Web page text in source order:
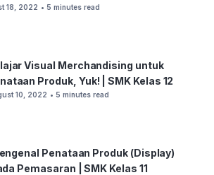
18, 2022 • 5 minutes read
Visual Merchandising untuk
Produk, Yuk! | SMK Kelas 12
10, 2022 • 5 minutes read
Penataan Produk (Display)
Pemasaran | SMK Kelas 11